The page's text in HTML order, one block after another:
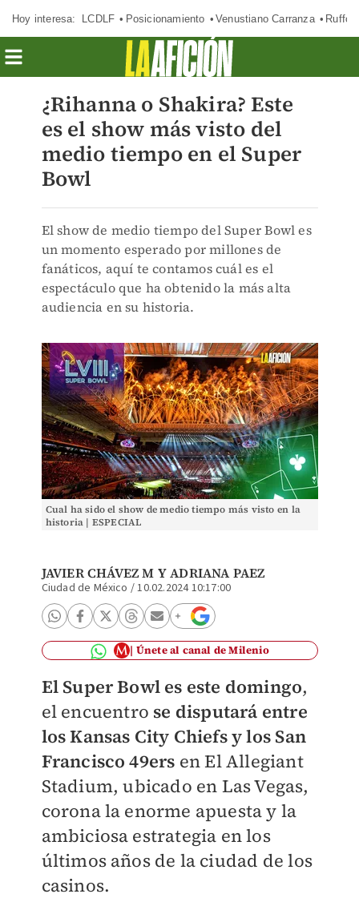
Hoy interesa: LCDLF Posicionamiento Venustiano Carranza Ruffo
¿Rihanna o Shakira? Este
es el show más visto del
medio tiempo en el Super
Bowl
El show de medio tiempo del Super Bowl es
un momento esperado por millones de
fanáticos, aquí te contamos cuál es el
espectáculo que ha obtenido la más alta
audiencia en su historia.
Cual ha sido el show de medio tiempo más visto en la
historia | ESPECIAL
JAVIER CHÁVEZ M YADRIANA PAEZ
Ciudad de México /10.02.2024 10:17:00
Únete al canal de Milenio
El Super Bowl es este domingo,
el encuentro se disputará entre
los Kansas City Chiefs y los San
Francisco 49ers en El Allegiant
Stadium, ubicado en Las Vegas,
corona la enorme apuesta y la
ambiciosa estrategia en los
últimos años de la ciudad de los
casinos.